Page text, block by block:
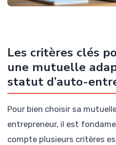
Les critères clés
une mutuelle
statut d’auto-
Pour bien choisir sa
entrepreneur, il est
compte plusieurs critères